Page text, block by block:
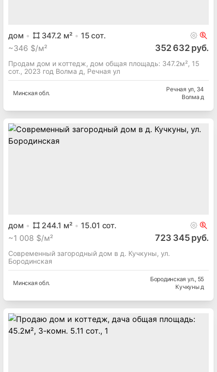
дом 347.2 м² 15 сот.
~346 $/м² 352 632 руб.
Продам дом и коттедж, дом общая площадь: 347.2м², 15
сот., 2023 год Волма д, Речная ул
Минская обл.
Речная ул, 34
Волма д
дом 244.1 м² 15.01 сот.
~1 008 $/м² 723 345 руб.
Современный загородный дом в д. Кучкуны, ул.
Бородинская
Минская обл.
Бородинская ул., 55
Кучкуны д